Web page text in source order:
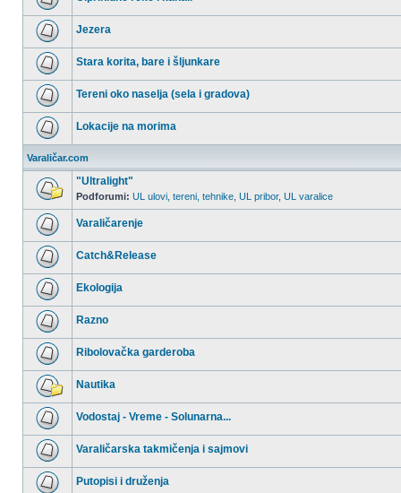
postova
Nema
nepročitanih
postova
Nema
nepročitanih
postova
Jezera
Nema
nepročitanih
postova
Stara korita, bare i šljunkare
Nema
nepročitanih
postova
Tereni oko naselja (sela i gradova)
Nema
postova
Lokacije na morima
Varaličar.com
postova
"Ultralight"
Podforumi: UL ulovi, tereni, tehnike UL pribor, UL varalice
Nema
nepročitanih
postova
Varaličarenje
Nema
nepročitanih
postova
Catch&Release
Nema
nepročitanih
postova
Ekologija
Nema
nepročitanih
postova
Razno
Nema
nepročitanih
postova
Ribolovačka garderoba
Nema
nepročitanih
postova
Nautika
Nema
nepročitanih
postova
Vodostaj - Vreme - Solunarna...
Nema
nepročitanih
postova
Varaličarska takmičenja i sajmovi
Putopisi i druženja